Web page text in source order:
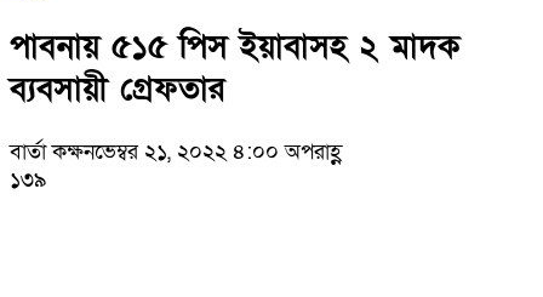
পাবনায় ৫১৫ পিস ইয়াবাসহ ২ মাদক
ব্যবসায়ী গ্রেফতার
বার্তা কক্ষনভেম্বর ২১, ২০২২ ৪:০০ অপরাহ্ণ
১৩৯